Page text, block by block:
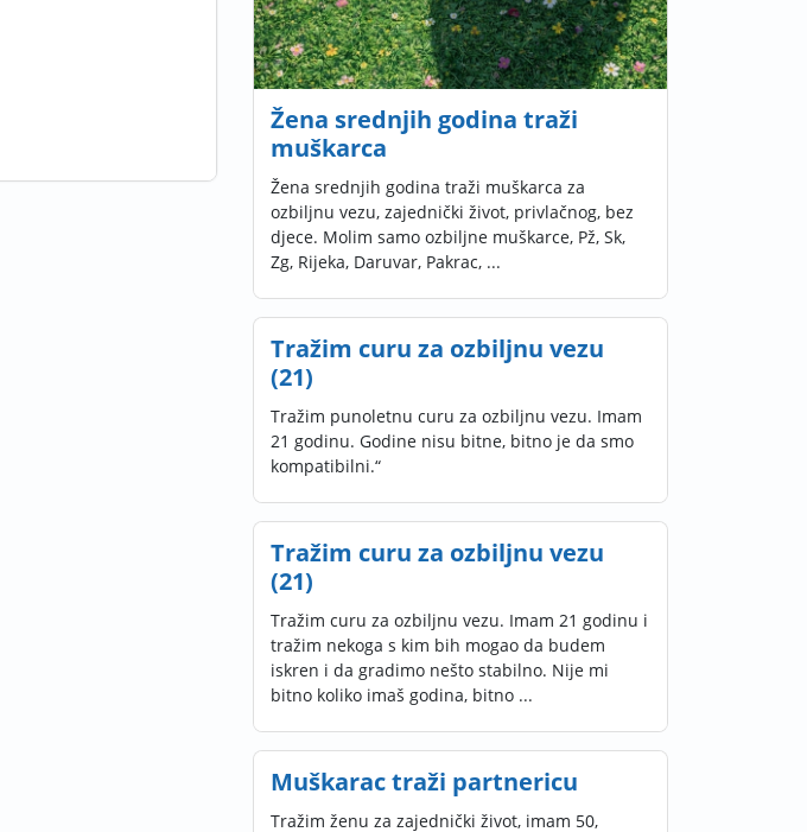
Žena srednjih godina traži
muškarca
Žena srednjih godina traži muškarca za
ozbiljnu vezu, zajednički život, privlačnog, bez
djece. Molim samo ozbiljne muškarce, Pž, Sk,
Zg, Rijeka, Daruvar, Pakrac, ...
Tražim curu za ozbiljnu vezu
(21)
Tražim punoletnu curu za ozbiljnu vezu. Imam
21 godinu. Godine nisu bitne, bitno je da smo
kompatibilni.“
Tražim curu za ozbiljnu vezu
(21)
Tražim curu za ozbiljnu vezu. Imam 21 godinu i
tražim nekoga s kim bih mogao da budem
iskren i da gradimo nešto stabilno. Nije mi
bitno koliko imaš godina, bitno ...
Muškarac traži partnericu
Tražim ženu za zajednički život, imam 50,